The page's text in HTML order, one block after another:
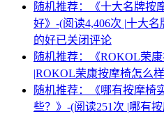
随机推荐：《十大名牌按
好》-(阅读4,406次 |十大名
的好已关闭评论
随机推荐：《ROKOL荣
|ROKOL荣康按摩椅怎么样
随机推荐：《哪有按摩椅
些？》-(阅读251次 |哪有